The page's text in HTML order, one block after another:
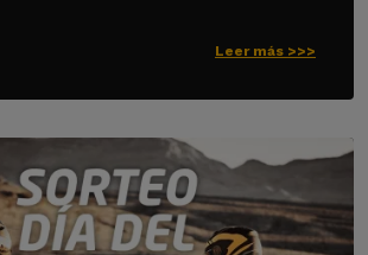
Leer más >>>